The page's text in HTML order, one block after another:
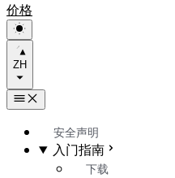
价格
ZH
安全声明
入门指南
下载